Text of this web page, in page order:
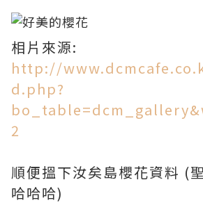
相片來源:
http://
d.php?
2
順便搵下汝矣島櫻花資料 (
哈哈哈)